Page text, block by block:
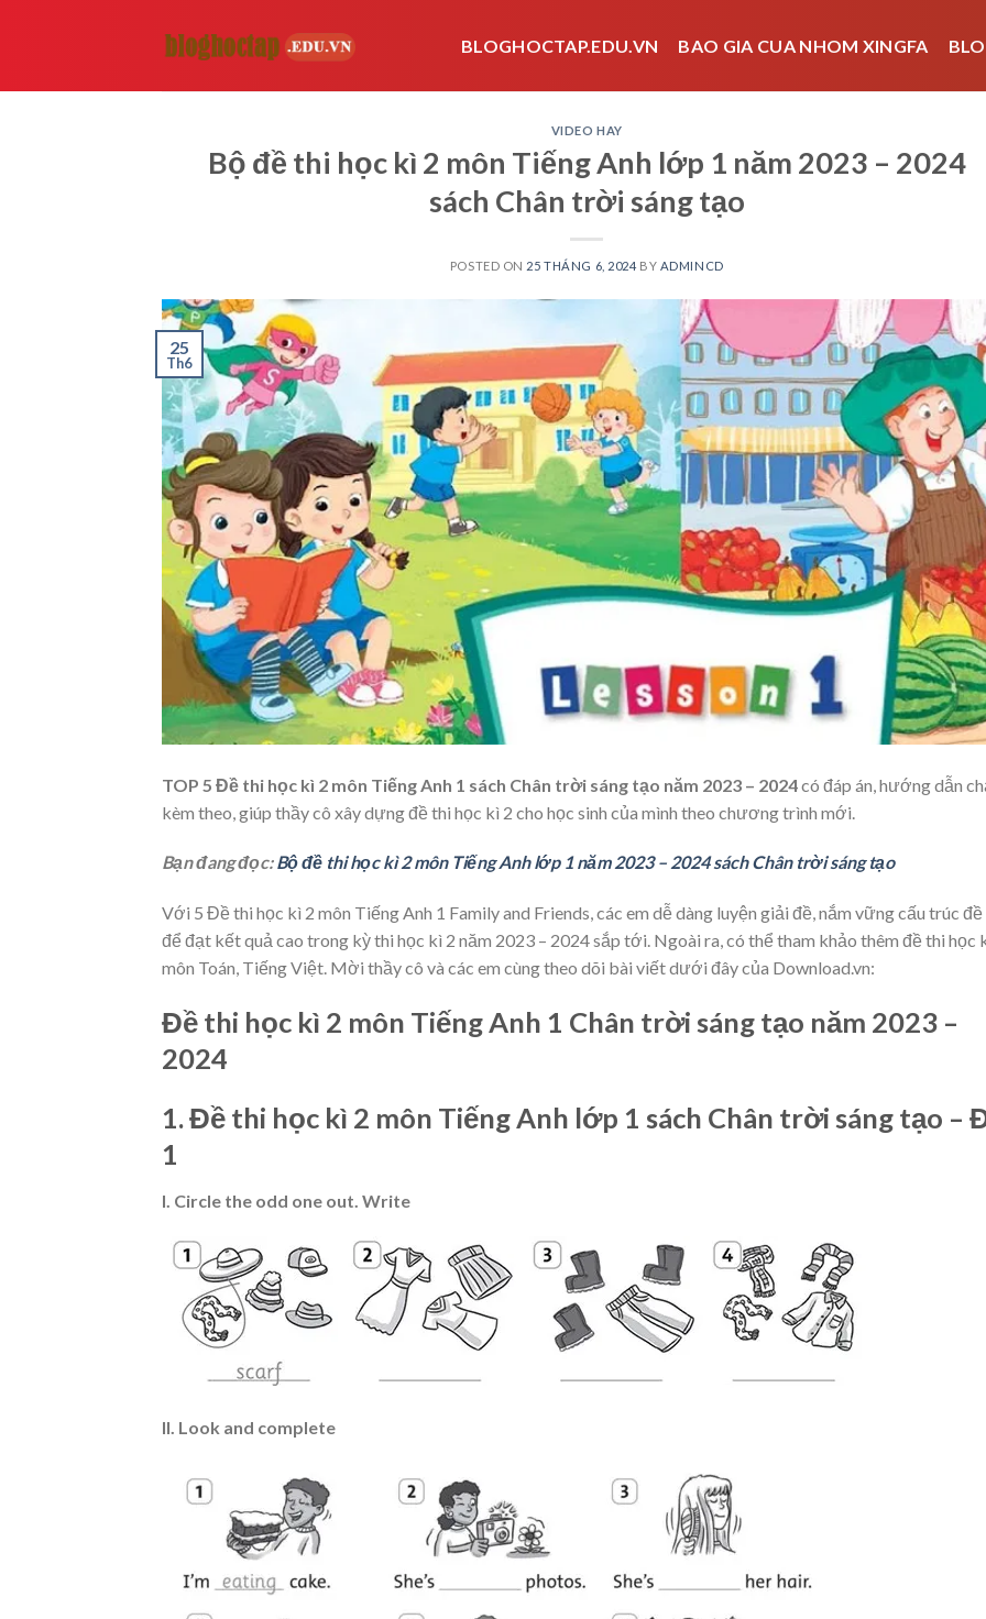
BLOGHOCTAP.EDU.VN BAO GIA CUA NHOM XINGFA
VIDEO HAY
Bộ đề thi học kì 2 môn Tiếng Anh lớp 1 năm 2023 – 2024
sách Chân trời sáng tạo
POSTED ON 25 THÁNG 6, 2024 BY ADMINCD
25
Th6
TOP 5 Đề thi học kì 2 môn Tiếng Anh 1 sách Chân trời sáng tạo năm 2023 – 2024có đáp án, hướng dẫn
kèm theo, giúp thầy cô xây dựng đề thi học kì 2 cho học sinh của mình theo chương trình mới.
Bạn đang đọc:Bộ đề thi học kì 2 môn Tiếng Anh lớp 1 năm 2023 – 2024 sách Chân trời sáng tạo
Với 5 Đề thi học kì 2 môn Tiếng Anh 1 Family and Friends, các em dễ dàng luyện giải đề, nắm vững cấu trúc
để đạt kết quả cao trong kỳ thi học kì 2 năm 2023 – 2024 sắp tới. Ngoài ra, có thể tham khảo thêm đề thi học
môn Toán, Tiếng Việt. Mời thầy cô và các em cùng theo dõi bài viết dưới đây của Download.vn:
Đề thi học kì 2 môn Tiếng Anh 1 Chân trời sáng tạo năm 2023 –
2024
1. Đề thi học kì 2 môn Tiếng Anh lớp 1 sách Chân trời sáng tạo –
1
I. Circle the odd one out. Write
II. Look and complete